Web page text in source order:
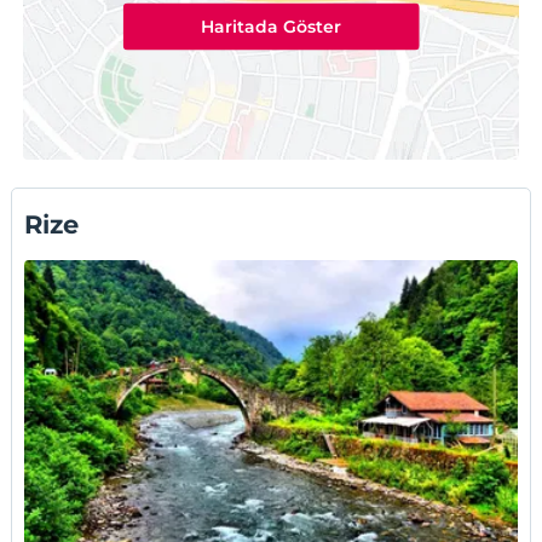
Sahin Tepesi Home
Kale Kaya Otel
Cancik Pansiyon
Green Yazıcı Villas
Kale- i Bala Palam Kafe Pansiyon
Patik Pansiyon
Green Hill
Otellerin tamamı için:Rize Pansiyonlar
Haritada Göster
Rize